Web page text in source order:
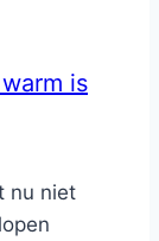
is
nu niet